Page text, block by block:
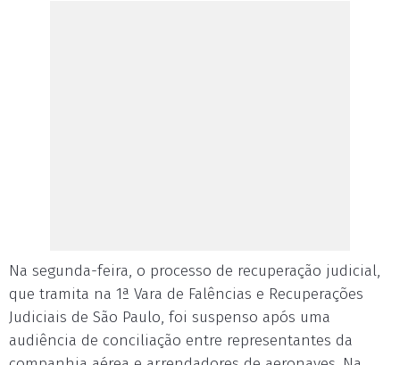
Na segunda-feira, o processo de recuperação judicial,
que tramita na 1ª Vara de Falências e Recuperações
Judiciais de São Paulo, foi suspenso após uma
audiência de conciliação entre representantes da